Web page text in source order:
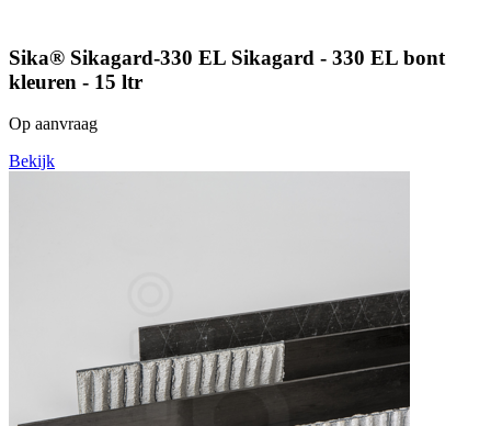
Sika® Sikagard-330 EL Sikagard - 330 EL bont
kleuren - 15 ltr
Op aanvraag
Bekijk